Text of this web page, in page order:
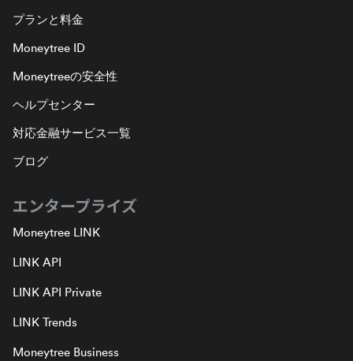
プランと料金
Moneytree ID
Moneytreeの安全性
ヘルプセンター
対応金融サービス一覧
ブログ
エンタープライズ
Moneytree LINK
LINK API
LINK API Private
LINK Trends
Moneytree Business